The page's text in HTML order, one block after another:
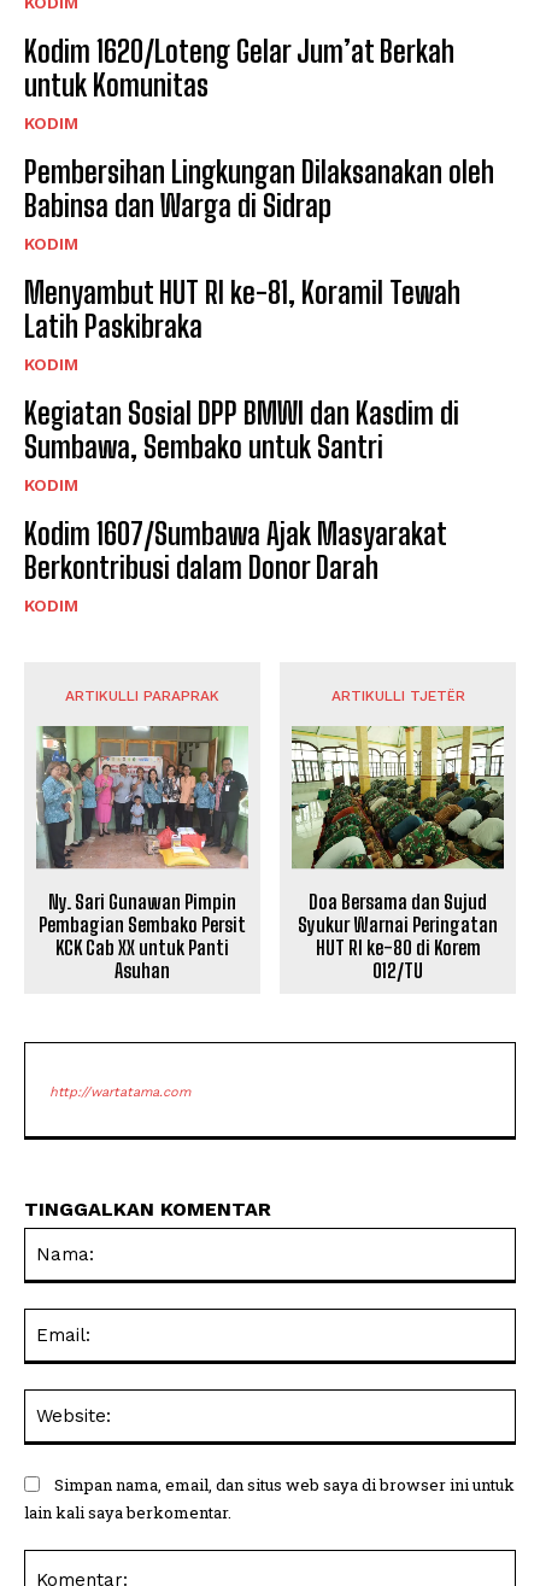
Kodim 1620/Loteng Gelar Jum’at Berkah
untuk Komunitas
KODIM
Pembersihan Lingkungan Dilaksanakan oleh
Babinsa dan Warga di Sidrap
KODIM
Menyambut HUT RI ke-81, Koramil Tewah
Latih Paskibraka
KODIM
Kegiatan Sosial DPP BMWI dan Kasdim di
Sumbawa, Sembako untuk Santri
KODIM
Kodim 1607/Sumbawa Ajak Masyarakat
Berkontribusi dalam Donor Darah
KODIM
ARTIKULLI PARAPRAK
Ny. Sari Gunawan Pimpin
Pembagian Sembako Persit
KCK Cab XX untuk Panti
Asuhan
ARTIKULLI TJETËR
Doa Bersama dan Sujud
Syukur Warnai Peringatan
HUT RI ke-80 di Korem
012/TU
http://wartatama.com
TINGGALKAN KOMENTAR
Simpan nama, email, dan situs web saya di browser ini untuk
lain kali saya berkomentar.